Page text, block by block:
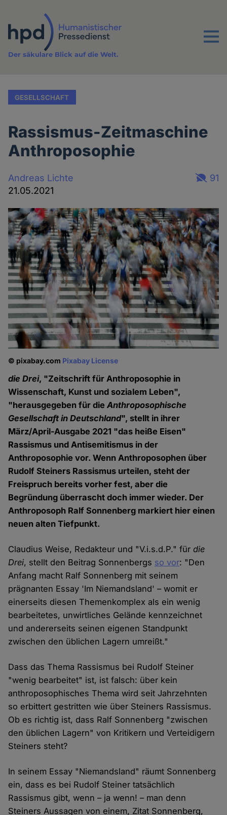
Inhalt
Menu
Der säkulare Blick auf die Welt.
GESELLSCHAFT
Rassismus-Zeitmaschine
Anthroposophie
Andreas Lichte
21.05.2021
91
© pixabay.com Pixabay License
die Drei, "Zeitschrift für Anthroposophie in
Wissenschaft, Kunst und sozialem Leben",
"herausgegeben für dieAnthroposophische
Gesellschaft in Deutschland", stellt in ihrer
März/April-Ausgabe 2021 "das heiße Eisen"
Rassismus und Antisemitismus in der
Anthroposophie vor. Wenn Anthroposophen über
Rudolf Steiners Rassismus urteilen, steht der
Freispruch bereits vorher fest, aber die
Begründung überrascht doch immer wieder. Der
Anthroposoph Ralf Sonnenberg markiert hier einen
neuen alten Tiefpunkt.
Claudius Weise, Redakteur und "V.i.s.d.P." fürdie
Drei, stellt den Beitrag Sonnenbergs so vor: "Den
Anfang macht Ralf Sonnenberg mit seinem
prägnanten Essay 'Im Niemandsland' – womit er
einerseits diesen Themenkomplex als ein wenig
bearbeitetes, unwirtliches Gelände kennzeichnet
und andererseits seinen eigenen Standpunkt
zwischen den üblichen Lagern umreißt."
Dass das Thema Rassismus bei Rudolf Steiner
"wenig bearbeitet" ist, ist falsch: über kein
anthroposophisches Thema wird seit Jahrzehnten
so erbittert gestritten wie über Steiners Rassismus.
Ob es richtig ist, dass Ralf Sonnenberg "zwischen
den üblichen Lagern" von Kritikern und Verteidigern
Steiners steht?
In seinem Essay "Niemandsland" räumt Sonnenberg
ein, dass es bei Rudolf Steiner tatsächlich
Rassismus gibt, wenn – ja wenn! – man denn
Steiners Aussagen von einem, Zitat Sonnenberg,